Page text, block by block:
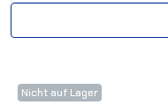
Nicht auf Lager